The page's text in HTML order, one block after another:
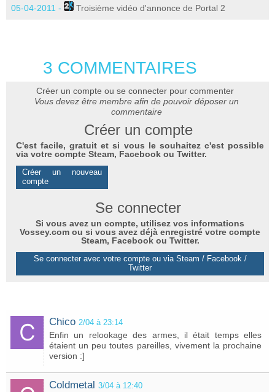
05-04-2011 -
Troisième vidéo d'annonce de Portal 2
3 COMMENTAIRES
Créer un compte ou se connecter pour commenter
Vous devez être membre afin de pouvoir déposer un
commentaire
Créer un compte
C'est facile, gratuit et si vous le souhaitez c'est possible
via votre compte Steam, Facebook ou Twitter.
Créer un nouveau
compte
Se connecter
Si vous avez un compte, utilisez vos informations
Vossey.com ou si vous avez déjà enregistré votre compte
Steam, Facebook ou Twitter.
Se connecter avec votre compte ou via Steam / Facebook /
Twitter
Chico 2/04 à 23:14
Enfin un relookage des armes, il était temps elles
étaient un peu toutes pareilles, vivement la prochaine
version :]
Coldmetal 3/04 à 12:40